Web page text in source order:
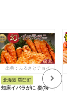
出典：ふるさとチョイ
北海道 羅臼町
知床イバラがに 姿(特